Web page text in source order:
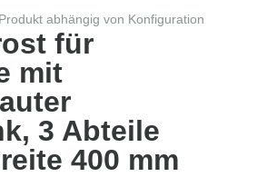
abhängig von Konfiguration
für
mit
3 Abteile
400 mm